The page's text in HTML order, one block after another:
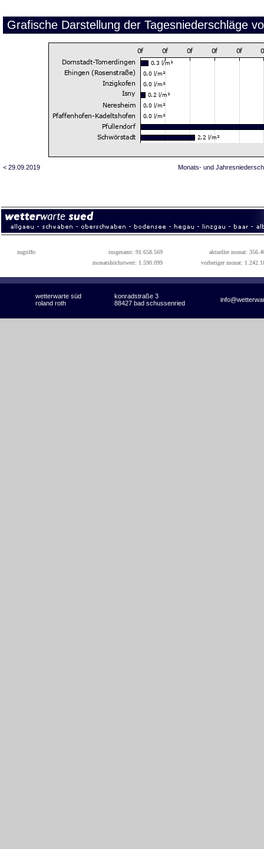
Grafische Darstellung der Tagesniederschläge
< 29.09.2019 Monats- und
zugriffe: insgesamt: 91.658.569
aktueller monat:
monatshöchstwert: 1.590.099
vorheriger monat:
wetterwarte süd konradstraße 3
roland roth 88427 bad schussenried